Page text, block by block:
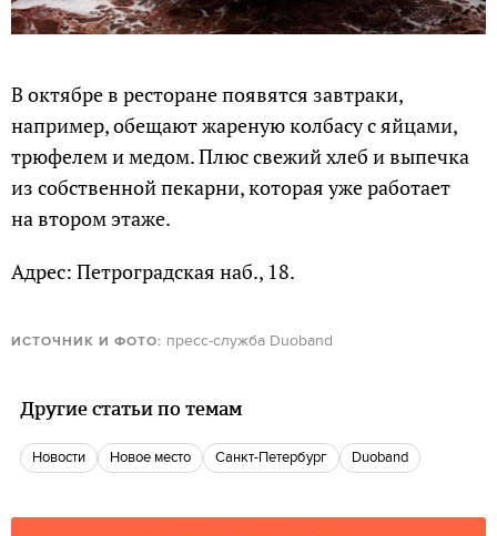
В октябре в ресторане появятся завтраки,
например, обещают жареную колбасу с яйцами,
трюфелем и медом. Плюс свежий хлеб и выпечка
из собственной пекарни, которая уже работает
на втором этаже.
Адрес: Петроградская наб., 18.
ИСТОЧНИК И ФОТО: пресс-служба Duoband
Другие статьи по темам
новости Новое место Санкт-Петербург Duoband